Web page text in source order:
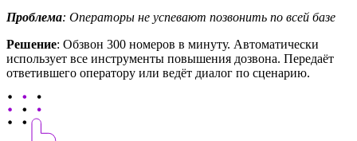
Проблема: Операторы не успевают позвонить по всей базе
Решение: Обзвон 300 номеров в минуту. Автоматически
использует все инструменты повышения дозвона. Передаёт
ответившего оператору или ведёт диалог по сценарию.